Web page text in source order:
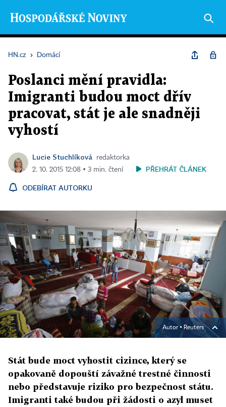
HN.cz › Domácí
Poslanci mění pravidla:
Imigranti budou moct dřív
pracovat, stát je ale snadněji
vyhostí
Lucie Stuchlíková
redaktorka
2. 10. 2015 12:08 ▪ 3 min. čtení
PŘEHRÁT ČLÁNEK
ODEBÍRAT AUTORKU
Autor ▪ Reuters
Stát bude moct vyhostit cizince, který se
opakovaně dopouští závažné trestné činnosti
nebo představuje riziko pro bezpečnost státu.
Imigranti také budou při žádosti o azyl muset